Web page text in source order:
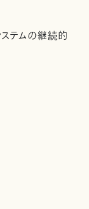
テムの継続的